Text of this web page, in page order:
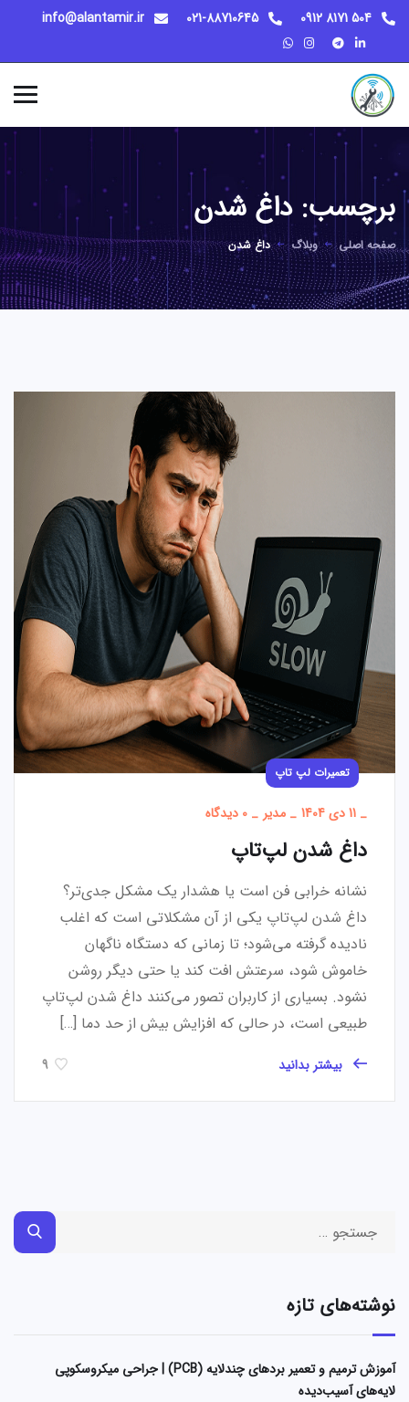
021-88710645
برچسب: داغ شدن
صفحه اصلی وبلاگ داغ شدن
تعمیرات لپ تاپ
_ 11 دی 1404 _ مدیر _ 0 دیدگاه
داغ شدن لپ‌تاپ
نشانه خرابی فن است یا هشدار یک مشکل جدی‌تر؟
داغ شدن لپ‌تاپ یکی از آن مشکلاتی است که اغلب
نادیده گرفته می‌شود؛ تا زمانی که دستگاه ناگهان
خاموش شود، سرعتش افت کند یا حتی دیگر روشن
نشود. بسیاری از کاربران تصور می‌کنند داغ شدن لپ‌تاپ
طبیعی است، در حالی که افزایش بیش از حد دما […]
بیشتر بدانید 9
نوشته‌های تازه
آموزش ترمیم و تعمیر بردهای چندلایه (PCB) | جراحی میکروسکوپی
لایه‌های آسیب‌دیده